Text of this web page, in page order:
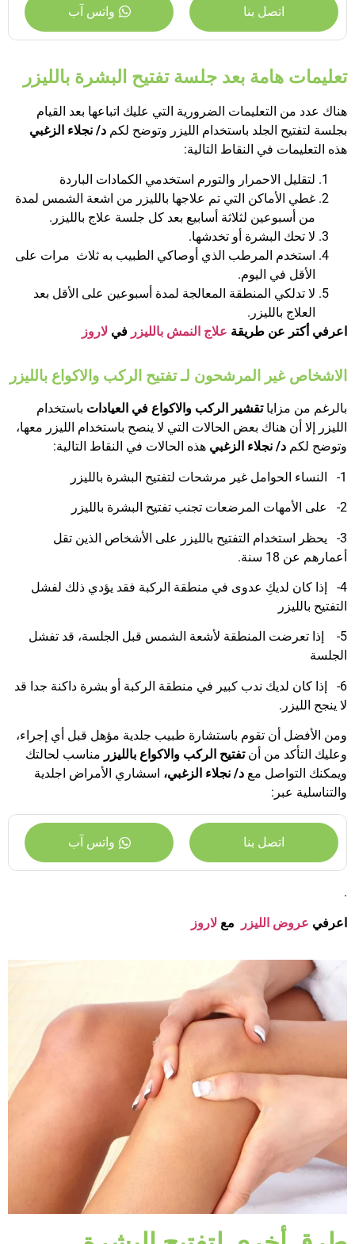
اتصل بنا واتس آب
تعليمات هامة بعد جلسة تفتيح البشرة بالليزر
هناك عدد من التعليمات الضرورية التي عليك اتباعها بعد القيام
بجلسة لتفتيح الجلد باستخدام الليزر وتوضح لكم د/ نجلاء الزغبي
هذه التعليمات في النقاط التالية:
لتقليل الاحمرار والتورم استخدمي الكمادات الباردة
غطي الأماكن التي تم علاجها بالليزر من اشعة الشمس لمدة
من أسبوعين لثلاثة أسابيع بعد كل جلسة علاج بالليزر.
لا تحك البشرة أو تخدشها.
استخدم المرطب الذي أوصاكي الطبيب به ثلاث مرات على
الأقل في اليوم.
لا تدلكي المنطقة المعالجة لمدة أسبوعين على الأقل بعد
العلاج بالليزر.
اعرفي أكتر عن طريقة علاج النمش بالليزر في لاروز
الاشخاص غير المرشحون لـ تفتيح الركب والاكواع بالليزر
بالرغم من مزايا تقشير الركب والاكواع في العيادات باستخدام
الليزر إلا أن هناك بعض الحالات التي لا ينصح باستخدام الليزر معها،
وتوضح لكم د/ نجلاء الزغبي هذه الحالات في النقاط التالية:
1- النساء الحوامل غير مرشحات لتفتيح البشرة بالليزر
2- على الأمهات المرضعات تجنب تفتيح البشرة بالليزر
3-
يحظر استخدام التفتيح بالليزر على الأشخاص الذين تقل
أعمارهم عن 18 سنة.
4-
إذا كان لديكِ عدوى في منطقة الركبة فقد يؤدي ذلك لفشل
التفتيح بالليزر
5-
إذا تعرضت المنطقة لأشعة الشمس قبل الجلسة، قد تفشل
الجلسة
6-
إذا كان لديك ندب كبير في منطقة الركبة أو بشرة داكنة جدا قد
لا ينجح الليزر.
ومن الأفضل أن تقوم باستشارة طبيب جلدية مؤهل قبل أي إجراء،
وعليك التأكد من أنتفتيح الركب والاكواع بالليزر مناسب لحالتك
ويمكنك التواصل مع د/ نجلاء الزغبي، اسشاري الأمراض اجلدية
والتناسلية عبر:
اتصل بنا واتس آب
.
اعرفي عروض الليزر مع لاروز